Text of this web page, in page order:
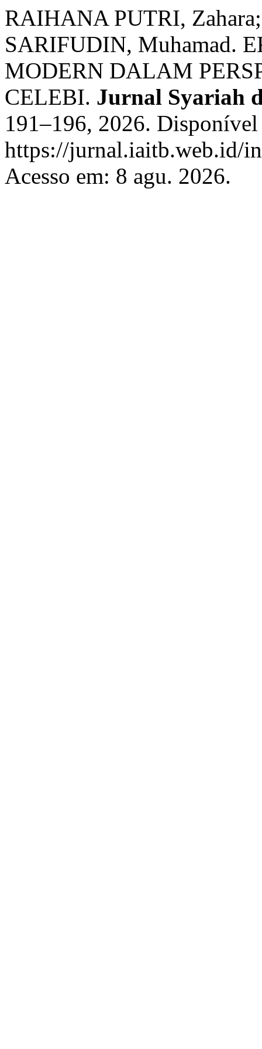
RAIHANA PUTRI,
SARIFUDIN, Muhamad.
MODERN DALAM
CELEBI. Jurnal Syariah
191–196, 2026.
https://jurnal.iaitb.web.id/
Acesso em: 8 agu. 2026.